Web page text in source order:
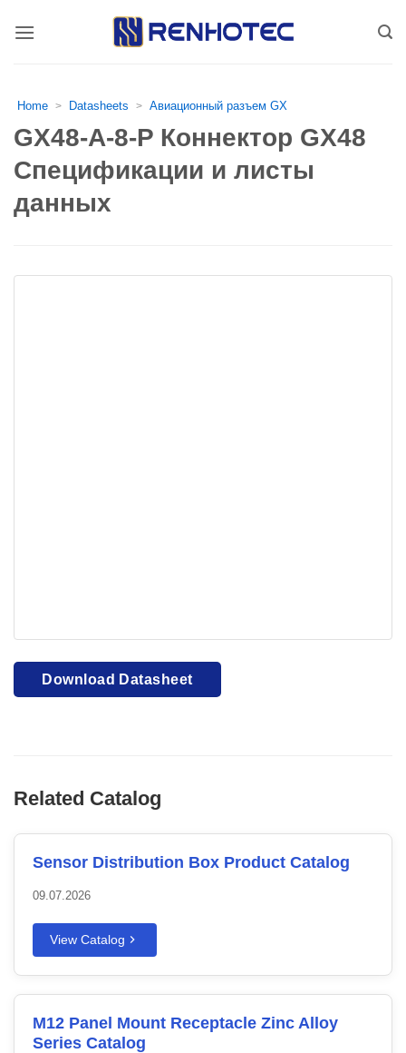
Home > Datasheets > Авиационный разъем GX
GX48-A-8-P Коннектор GX48
Спецификации и листы
данных
view.Download PDF
Download Datasheet
Related Catalog
Sensor Distribution Box Product Catalog
09.07.2026
View Catalog
M12 Panel Mount Receptacle Zinc Alloy
Series Catalog